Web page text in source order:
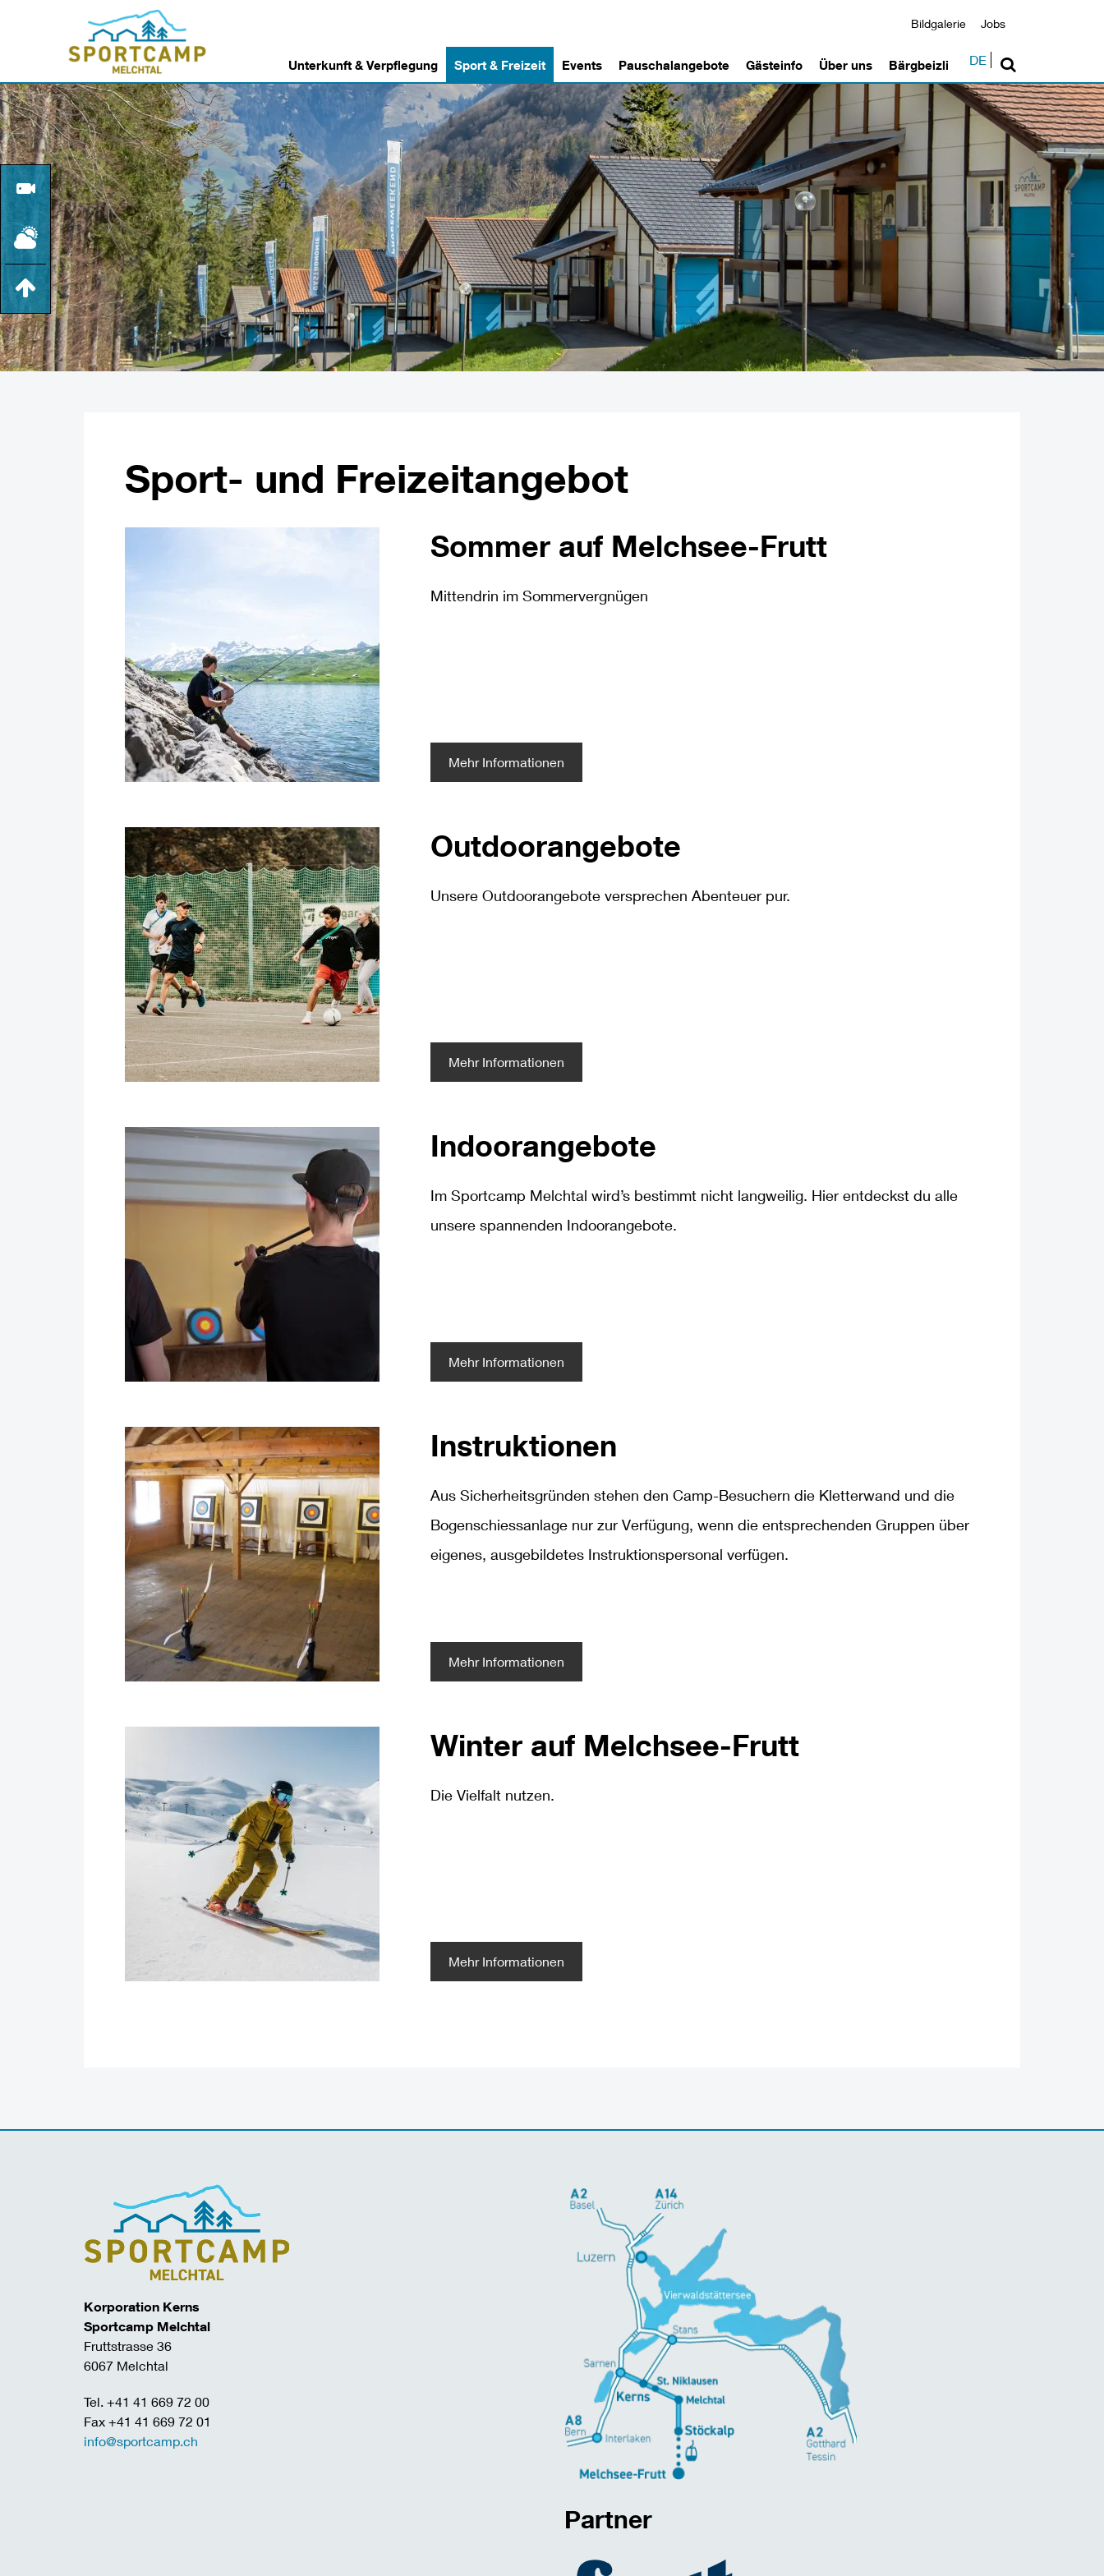
Bildgalerie Jobs
Unterkunft & Verpflegung Sport & Freizeit Events Pauschalangebote Gästeinfo Über uns Bärgbeizli DE
Sport- und Freizeitangebot
Sommer auf Melchsee-Frutt
Mittendrin im Sommervergnügen
Mehr Informationen
Outdoorangebote
Unsere Outdoorangebote versprechen Abenteuer pur.
Mehr Informationen
Indoorangebote
Im Sportcamp Melchtal wird’s bestimmt nicht langweilig. Hier entdeckst du alle
unsere spannenden Indoorangebote.
Mehr Informationen
Instruktionen
Aus Sicherheitsgründen stehen den Camp-Besuchern die Kletterwand und die
Bogenschiessanlage nur zur Verfügung, wenn die entsprechenden Gruppen über
eigenes, ausgebildetes Instruktionspersonal verfügen.
Mehr Informationen
Winter auf Melchsee-Frutt
Die Vielfalt nutzen.
Mehr Informationen
Korporation Kerns
Sportcamp Melchtal
Fruttstrasse 36
6067 Melchtal
Tel. +41 41 669 72 00
Fax +41 41 669 72 01
info@sportcamp.ch
Partner